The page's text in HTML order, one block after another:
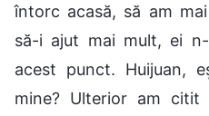
întorc acasă, să am
să-i ajut mai mult, ei
acest punct. Huijuan,
mine? Ulterior am citit